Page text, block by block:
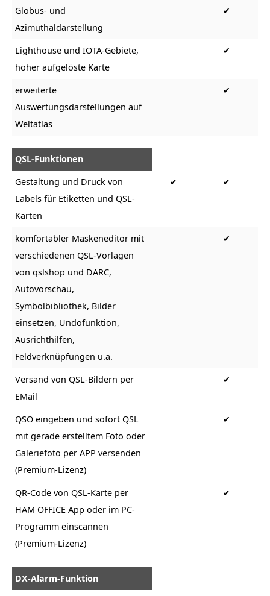
Globus- und
Azimuthaldarstellung
✔
Lighthouse und IOTA-Gebiete,
höher aufgelöste Karte
✔
erweiterte
Auswertungsdarstellungen auf
Weltatlas
✔
QSL-Funktionen
Gestaltung und Druck von
Labels für Etiketten und QSL-
Karten
✔ ✔
komfortabler Maskeneditor mit
verschiedenen QSL-Vorlagen
von qslshop und DARC,
Autovorschau,
Symbolbibliothek, Bilder
einsetzen, Undofunktion,
Ausrichthilfen,
Feldverknüpfungen u.a.
✔
Versand von QSL-Bildern per
EMail
✔
QSO eingeben und sofort QSL
mit gerade erstelltem Foto oder
Galeriefoto per APP versenden
(Premium-Lizenz)
✔
QR-Code von QSL-Karte per
HAM OFFICE App oder im PC-
Programm einscannen
(Premium-Lizenz)
✔
DX-Alarm-Funktion